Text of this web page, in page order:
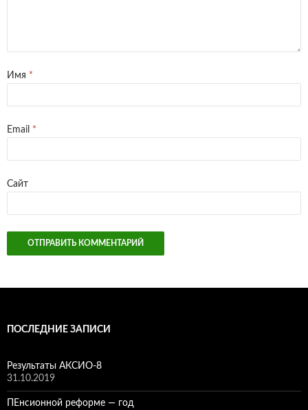
Имя *
Email *
Сайт
ПОСЛЕДНИЕ ЗАПИСИ
Результаты АКСИО-8
31.10.2019
ПЕнсионной реформе — год